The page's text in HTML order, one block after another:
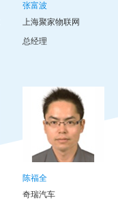
张富波
上海聚家物联网
总经理
陈福全
奇瑞汽车